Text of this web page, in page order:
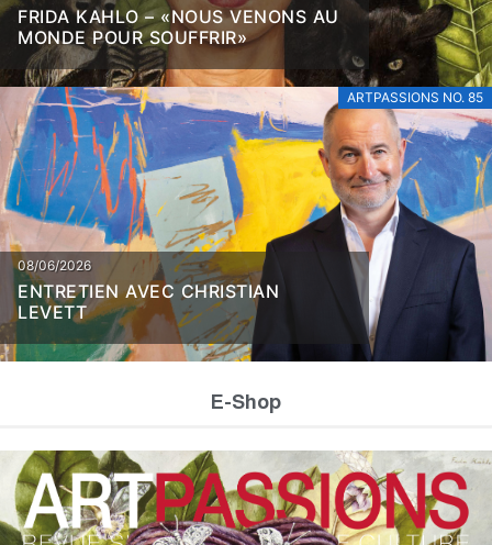
FRIDA KAHLO – «NOUS VENONS AU
MONDE POUR SOUFFRIR»
ARTPASSIONS NO. 85
08/06/2026
ENTRETIEN AVEC CHRISTIAN
LEVETT
E-Shop